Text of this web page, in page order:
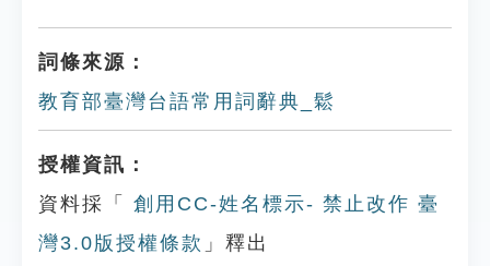
詞條來源：
教育部臺灣台語常用詞辭典_鬆
授權資訊：
資料採「
創用CC-姓名標示- 禁止改作 臺
灣3.0版授權條款 」釋出